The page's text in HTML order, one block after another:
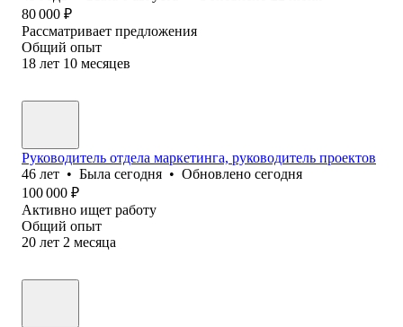
80 000 ₽
Рассматривает предложения
Общий опыт
18 лет 10 месяцев
Руководитель отдела маркетинга, руководитель проектов
46 лет • Была сегодня • Обновлено сегодня
100 000 ₽
Активно ищет работу
Общий опыт
20 лет 2 месяца